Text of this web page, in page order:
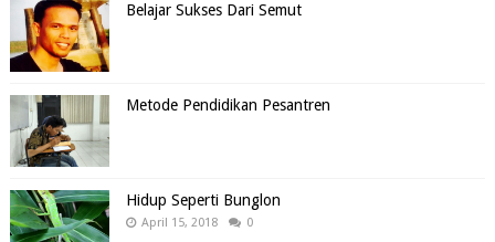
Belajar Sukses Dari Semut
Metode Pendidikan Pesantren
Hidup Seperti Bunglon
April 15, 2018 0